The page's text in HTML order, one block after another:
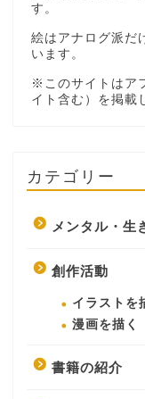
す。
絵はアナログ派だ
います。
※このサイトはア
イト含む）を掲載
カテゴリー
メンタル・生
創作活動
イラストを
漫画を描く
書籍の紹介